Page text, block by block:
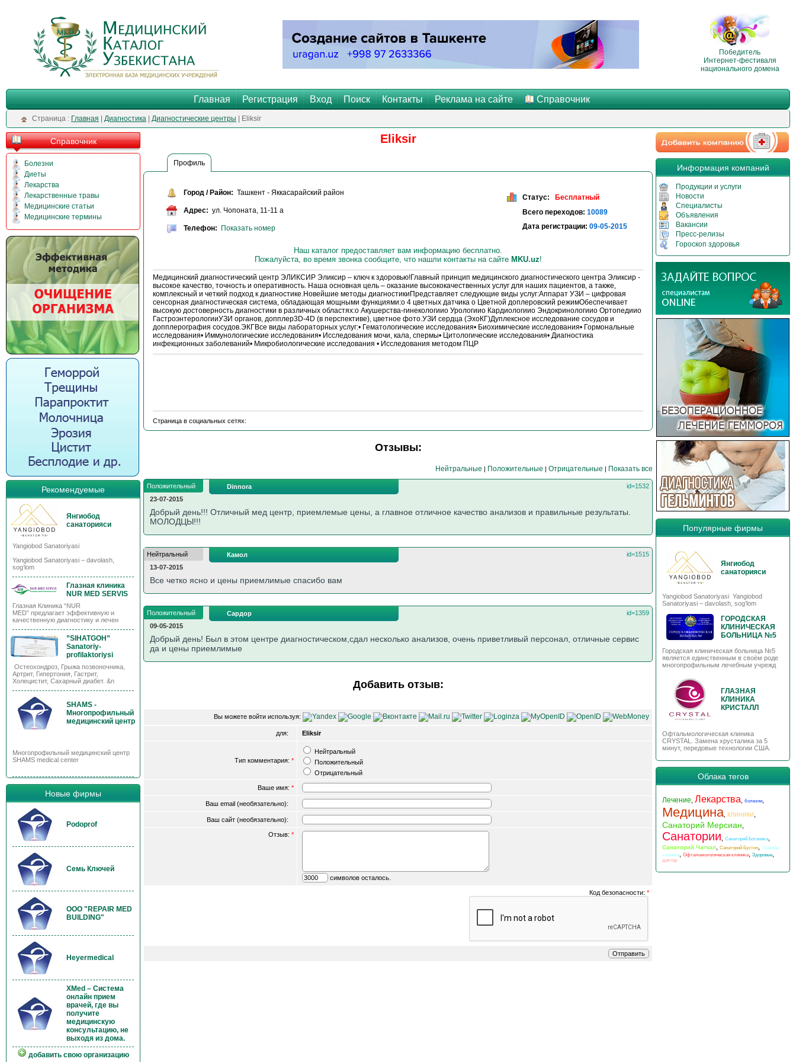
Победитель
Интернет-фестиваля
национального домена
Главная Регистрация Вход Поиск Контакты Реклама на сайте Справочник
Cтраница : Главная Диагностика Диагностические центры | Eliksir
Справочник
Болезни
Диеты
Лекарства
Лекарственные травы
Медицинские статьи
Медицинские термины
Рекомендуемые
Янгиобод
санаторияси
Yangiobod Sanatoriyasi
Yangiobod Sanatoriyasi – davolash,
sog’lom
Глазная клиника
NUR MED SERVIS
Глазная Клиника “NUR
MED” предлагает эффективную и
качественную диагностику и лечен
”SIHATGOH”
Sanatoriy-
profilaktoriysi
Остеохондроз, Грыжа позвоночника,
Артрит, Гипертония, Гастрит,
Холецистит, Сахарный диабет. &n
SHAMS -
Многопрофильный
медицинский центр
Многопрофильный медицинский центр
SHAMS medical center
Новые фирмы
Podoprof
Семь Ключей
OOO "REPAIR MED
BUILDING"
Heyermedical
XMed – Система
онлайн прием
врачей, где вы
получите
медицинскую
консультацию, не
выходя из дома.
добавить свою организацию
Eliksir
Профиль
Город / Район: Ташкент - Яккасарайский район
Адрес: ул. Чопоната, 11-11 а
Телефон: Показать номер
Статус:
Бесплатный
Всего переходов: 10089
Дата регистрации: 09-05-2015
Наш каталог предоставляет вам информацию бесплатно.
Пожалуйста, во время звонка сообщите, что нашли контакты на сайте МKU.uz!
Медицинский диагностический центр ЭЛИКСИР Эликсир – ключ к здоровью!Главный принцип медицинского диагностического центра Эликсир -
высокое качество, точность и оперативность. Наша основная цель – оказание высококачественных услуг для наших пациентов, а также,
комплексный и четкий подход к диагностике.Новейшие методы диагностикиПредставляет следующие виды услуг:Аппарат УЗИ – цифровая
сенсорная диагностическая система, обладающая мощными функциями:o 4 цветных датчика o Цветной доплеровский режимОбеспечивает
высокую достоверность диагностики в различных областях:o Акушерства-гинекологииo Урологииo Кардиологииo Эндокринологииo Ортопедииo
ГастроэнтерологииУЗИ органов, допплер3D-4D (в перспективе), цветное фото.УЗИ сердца (ЭхоКГ)Дуплексное исследование сосудов и
допплерография сосудов.ЭКГВсе виды лабораторных услуг:• Гематологические исследования• Биохимические исследования• Гормональные
исследования• Иммунологические исследования• Исследования мочи, кала, спермы• Цитологические исследования• Диагностика
инфекционных заболеваний• Микробиологические исследования • Исследования методом ПЦР
Страница в социальных сетях:
Отзывы:
Нейтральные Положительные Отрицательные Показать все
Положительный
23-07-2015
Dinnora id=1532
Добрый день!!! Отличный мед центр, приемлемые цены, а главное отличное качество анализов и правильные результаты.
МОЛОДЦЫ!!!
Нейтральный
13-07-2015
Камол id=1515
Все четко ясно и цены приемлимые спасибо вам
Положительный
09-05-2015
Сардор id=1359
Добрый день! Был в этом центре диагностическом,сдал несколько анализов, очень приветливый персонал, отличные сервис
да и цены приемлимые
Добавить отзыв:
Вы можете войти используя:
для: Eliksir
Тип комментария: *
Нейтральный
Положительный
Отрицательный
Ваше имя: *
Ваш email (необязательно):
Ваш сайт (необязательно):
Отзыв: *
символов осталось.
Код безопасности: *
Информация компаний
Продукции и услуги
Новости
Специалисты
Объявления
Вакансии
Пресс-релизы
Гороскоп здоровья
Популярные фирмы
Янгиобод
санаторияси
Yangiobod Sanatoriyasi Yangiobod
Sanatoriyasi – davolash, sog’lom
ГОРОДСКАЯ
КЛИНИЧЕСКАЯ
БОЛЬНИЦА №5
Городская клиническая больница №5
является единственным в своём роде
многопрофильным лечебным учрежд
ГЛАЗНАЯ
КЛИНИКА
КРИСТАЛЛ
Офтальмологическая клиника
CRYSTAL. Замена хрусталика за 5
минут, передовые технологии США.
Облака тегов
Лечение Лекарства болезни
Медицина клиники
Санаторий Мерсиан
Санатории Санаторий Ботаника
Санаторий Чаткал Санаторий Бустон
Глазная
клиника
Офтальмологическая клиника Здоровье
доктор